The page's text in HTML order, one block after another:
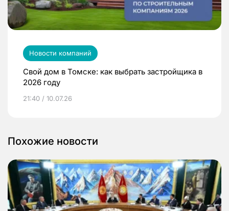
Новости компаний
Свой дом в Томске: как выбрать застройщика в
2026 году
21:40 / 10.07.26
Похожие новости